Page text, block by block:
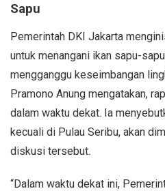
Sapu
Pemerintah DKI Jakarta
untuk menangani ikan sapu-
mengganggu keseimbangan
Pramono Anung mengatakan,
dalam waktu dekat. Ia
kecuali di Pulau Seribu, akan
diskusi tersebut.
“Dalam waktu dekat ini,